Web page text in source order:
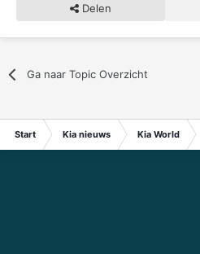
Delen
Ga naar Topic Overzicht
Start Kia nieuws Kia World